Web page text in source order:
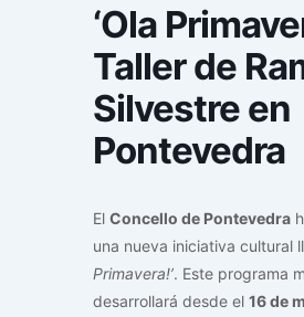
‘Ola
Taller de
Silvestre en
Pontevedra
El Concello de Pontevedra
una nueva iniciativa cultural
Primavera!’. Este programa
desarrollará desde el 16 de